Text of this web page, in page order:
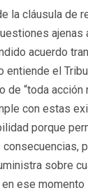
la cláusula de
ajenas
acuerdo
entiende el
de “toda
con estas
porque
sobre
ese